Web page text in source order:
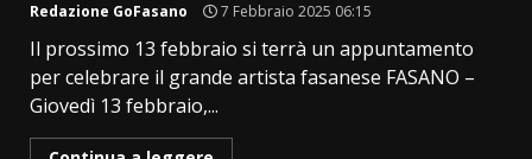
Redazione GoFasano 7 Febbraio 2025 06:15
Il prossimo 13 febbraio si terrà un appuntamento
per celebrare il grande artista fasanese FASANO –
Giovedì 13 febbraio,...